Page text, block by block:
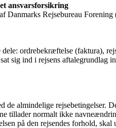
ansvarsforsikring
Danmarks Rejsebureau
ordrebekræftelse (faktura),
sig ind i rejsens aftalegrundlag
almindelige rejsebetingelser.
tillader normalt ikke
på den rejsendes forhold,